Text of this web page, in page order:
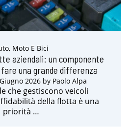
Moto E Bici
aziendali: un componente
una grande differenza
2026 by Paolo Alpa
che gestiscono veicoli
della flotta è una
priorità …